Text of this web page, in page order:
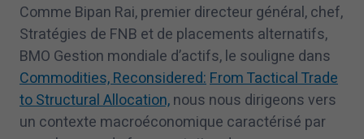
Comme Bipan Rai, premier directeur général, chef,
Stratégies de FNB et de placements alternatifs,
BMO Gestion mondiale d’actifs, le souligne dans
Commodities, Reconsidered:From Tactical Trade
to Structural Allocation,nous nous dirigeons vers
un contexte macroéconomique caractérisé par